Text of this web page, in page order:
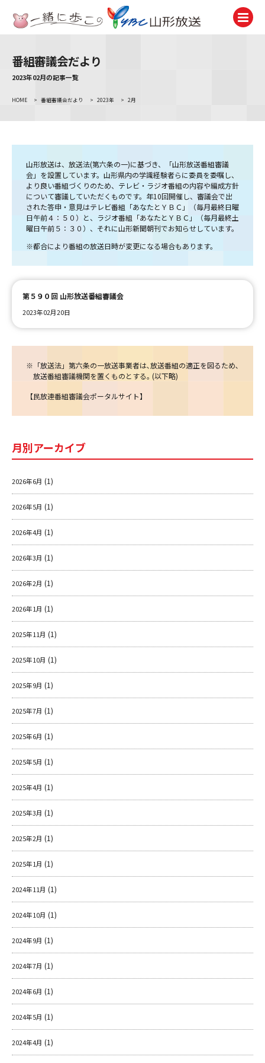
テレビ
TV
ラジオ
アナウンサー
Announcer
イベント
Event
試写会・プレゼント
ＹＢＣオンデマンド
やまがた情熱市場
番組審議会だより
2023年02月の記事一覧
HOME > 番組審議会だより > 2023年 > 2月
山形放送は、放送法(第六条の一)に基づき、「山形放送番組審議
会」を設置しています。山形県内の学識経験者らに委員を委嘱し、
より良い番組づくりのため、テレビ・ラジオ番組の内容や編成方針
について審議していただくものです。年10回開催し、審議会で出
された答申・意見はテレビ番組「あなたとＹＢＣ」（毎月最終日曜
日午前４：５０）と、ラジオ番組「あなたとＹＢＣ」（毎月最終土
曜日午前５：３０）、それに山形新聞朝刊でお知らせしています。
※都合により番組の放送日時が変更になる場合もあります。
第５９０回 山形放送番組審議会
2023年02月20日
※「放送法」第六条の一放送事業者は､放送番組の適正を図るため､
放送番組審議機関を置くものとする｡ (以下略)
【民放連番組審議会ポータルサイト】
月別アーカイブ
2026年6月 (1)
2026年5月 (1)
2026年4月 (1)
2026年3月 (1)
2026年2月 (1)
2026年1月 (1)
2025年11月 (1)
2025年10月 (1)
2025年9月 (1)
2025年7月 (1)
2025年6月 (1)
2025年5月 (1)
2025年4月 (1)
2025年3月 (1)
2025年2月 (1)
2025年1月 (1)
2024年11月 (1)
2024年10月 (1)
2024年9月 (1)
2024年7月 (1)
2024年6月 (1)
2024年5月 (1)
2024年4月 (1)